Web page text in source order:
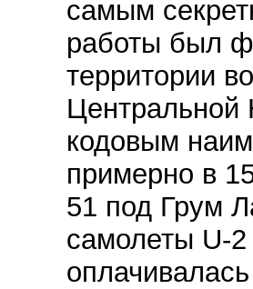
самым
работы был
территории
Центральной
кодовым
примерно в
51 под Грум
самолеты U-